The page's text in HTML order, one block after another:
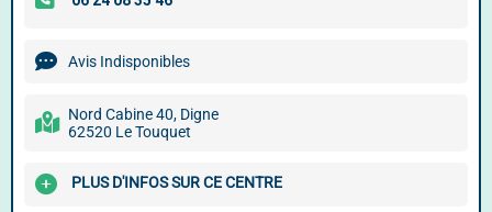
Avis Indisponibles
Nord Cabine 40, Digne
62520 Le Touquet
PLUS D'INFOS SUR CE CENTRE